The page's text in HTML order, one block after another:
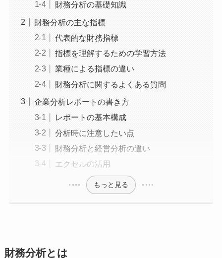
財務分析の基礎知識
財務分析の主な指標
代表的な財務指標
指標を理解するための学習方法
業種による指標の違い
財務分析に関するよくある質問
企業分析レポートの書き方
レポートの基本構成
分析時に注意したい点
財務分析と経営分析の違い
エクセルの活用
もっと見る
財務分析とは